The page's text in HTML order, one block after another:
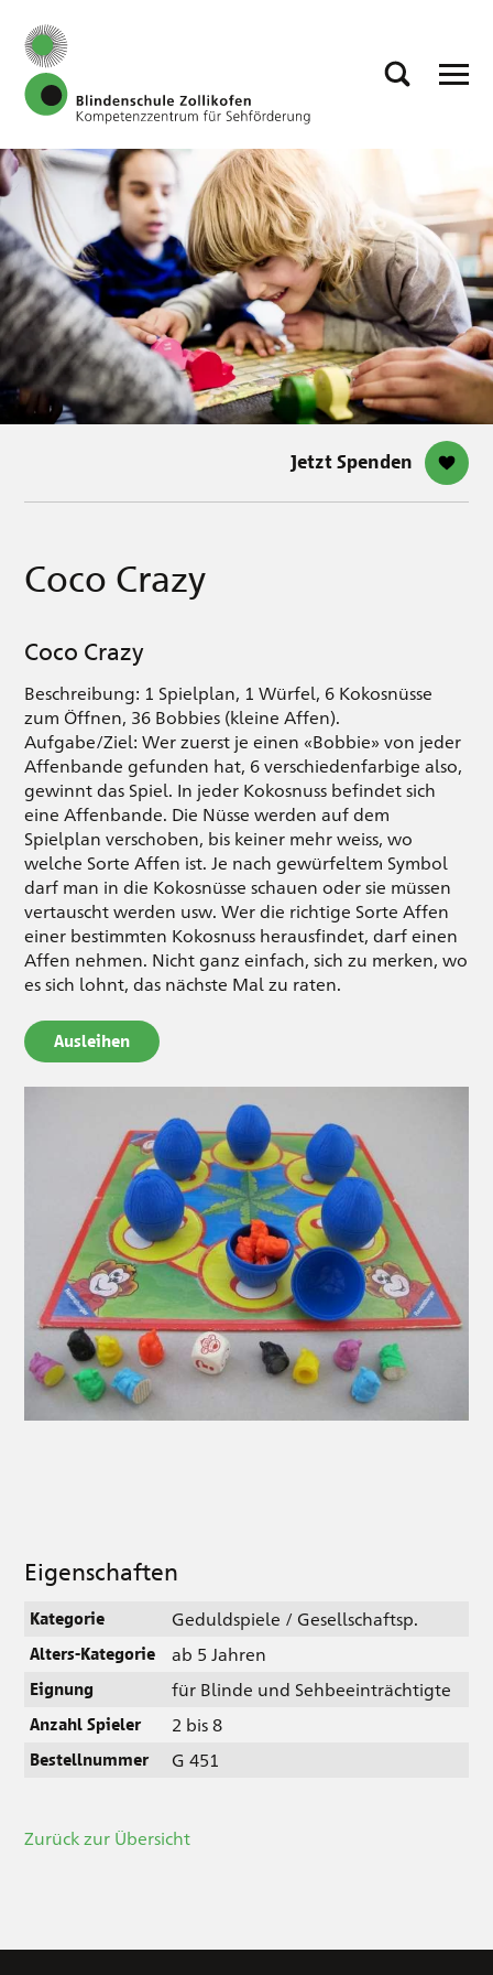
Jetzt Spenden
Coco Crazy
Coco Crazy
Beschreibung: 1 Spielplan, 1 Würfel, 6 Kokosnüsse
zum Öffnen, 36 Bobbies (kleine Affen).
Aufgabe/Ziel: Wer zuerst je einen «Bobbie» von jeder
Affenbande gefunden hat, 6 verschiedenfarbige also,
gewinnt das Spiel. In jeder Kokosnuss befindet sich
eine Affenbande. Die Nüsse werden auf dem
Spielplan verschoben, bis keiner mehr weiss, wo
welche Sorte Affen ist. Je nach gewürfeltem Symbol
darf man in die Kokosnüsse schauen oder sie müssen
vertauscht werden usw. Wer die richtige Sorte Affen
einer bestimmten Kokosnuss herausfindet, darf einen
Affen nehmen. Nicht ganz einfach, sich zu merken, wo
es sich lohnt, das nächste Mal zu raten.
Ausleihen
Eigenschaften
Kategorie Geduldspiele / Gesellschaftsp.
Alters-Kategorie ab 5 Jahren
Eignung für Blinde und Sehbeeinträchtigte
Anzahl Spieler 2 bis 8
Bestellnummer G 451
Zurück zur Übersicht